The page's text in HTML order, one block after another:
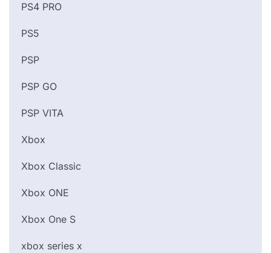
PS4 PRO
PS5
PSP
PSP GO
PSP VITA
Xbox
Xbox Classic
Xbox ONE
Xbox One S
xbox series x